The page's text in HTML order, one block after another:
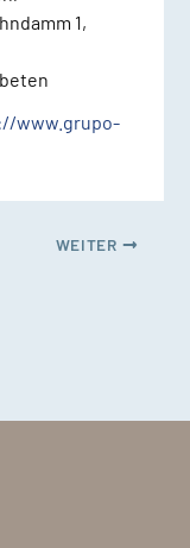
1,
www.grupo-
WEITER